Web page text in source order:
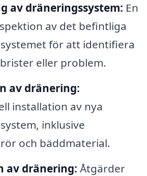
av dräneringssystem: En
av det befintliga
för att identifiera
eller problem.
av dränering:
installation av nya
inklusive
och bäddmaterial.
av dränering: Åtgärder